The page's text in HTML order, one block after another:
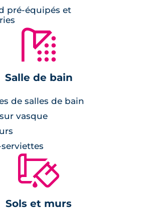
contemporaine et sobre, les
aux allures de maison sont
revêtus d’enduits clairs et de
briquettes.
pré-équipés et
🚿
Salle de bain
de salles de bain
vasque
🔨
Sols et murs